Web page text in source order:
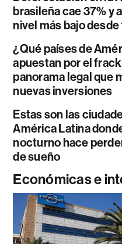
brasileña cae 37% y
nivel más bajo desde
¿Qué países de
apuestan por el
panorama legal que
nuevas inversiones
Estas son las
América Latina
nocturno hace
de sueño
Económicas e